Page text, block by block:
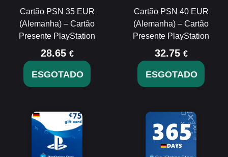
Cartão PSN 35 EUR
(Alemanha) – Cartão
Presente PlayStation
28.65 €
ESGOTADO
Cartão PSN 40 EUR
(Alemanha) – Cartão
Presente PlayStation
32.75 €
ESGOTADO